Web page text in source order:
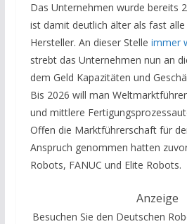
Das Unternehmen wurde bereits
ist damit deutlich älter als fast
Hersteller. An dieser Stelle immer
strebt das Unternehmen nun an
dem Geld Kapazitäten und
Bis 2026 will man
und mittlere
Offen die Marktführerschaft für
Anspruch genommen hatten
Robots, FANUC und Elite Robots.
Anzeige
Besuchen Sie den Deutschen